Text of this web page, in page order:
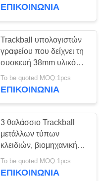
ΕΠΙΚΟΙΝΩΝΊΑ
Trackball υπολογιστών
γραφείου που δείχνει τη
συσκευή 38mm υλικό
ανοξείδωτου απόδειξης
ένδυσης
To be quoted MOQ:1pcs
ΕΠΙΚΟΙΝΩΝΊΑ
3 θαλάσσιο Trackball
μετάλλων τύπων
κλειδιών, βιομηχανική
συσκευή υπόδειξης
ανοξείδωτου
To be quoted MOQ:1pcs
ΕΠΙΚΟΙΝΩΝΊΑ